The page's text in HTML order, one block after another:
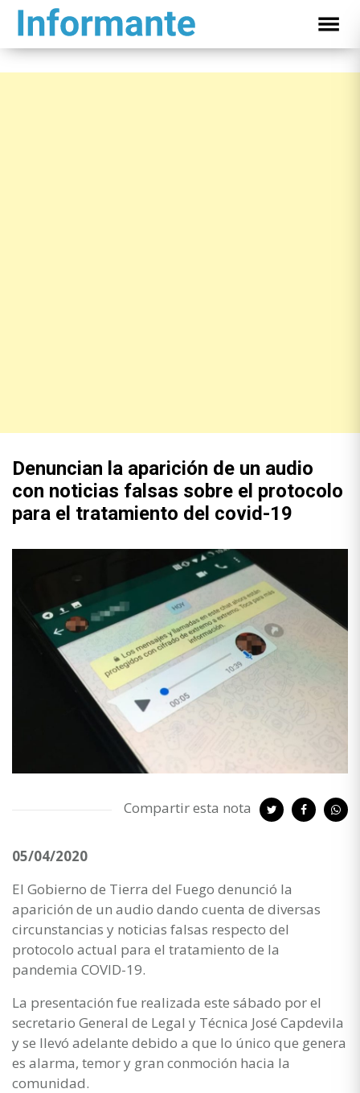
Denuncian la aparición de un audio
con noticias falsas sobre el protocolo
para el tratamiento del covid-19
Compartir esta nota
05/04/2020
El Gobierno de Tierra del Fuego denunció la
aparición de un audio dando cuenta de diversas
circunstancias y noticias falsas respecto del
protocolo actual para el tratamiento de la
pandemia COVID-19.
La presentación fue realizada este sábado por el
secretario General de Legal y Técnica José Capdevila
y se llevó adelante debido a que lo único que genera
es alarma, temor y gran conmoción hacia la
comunidad.